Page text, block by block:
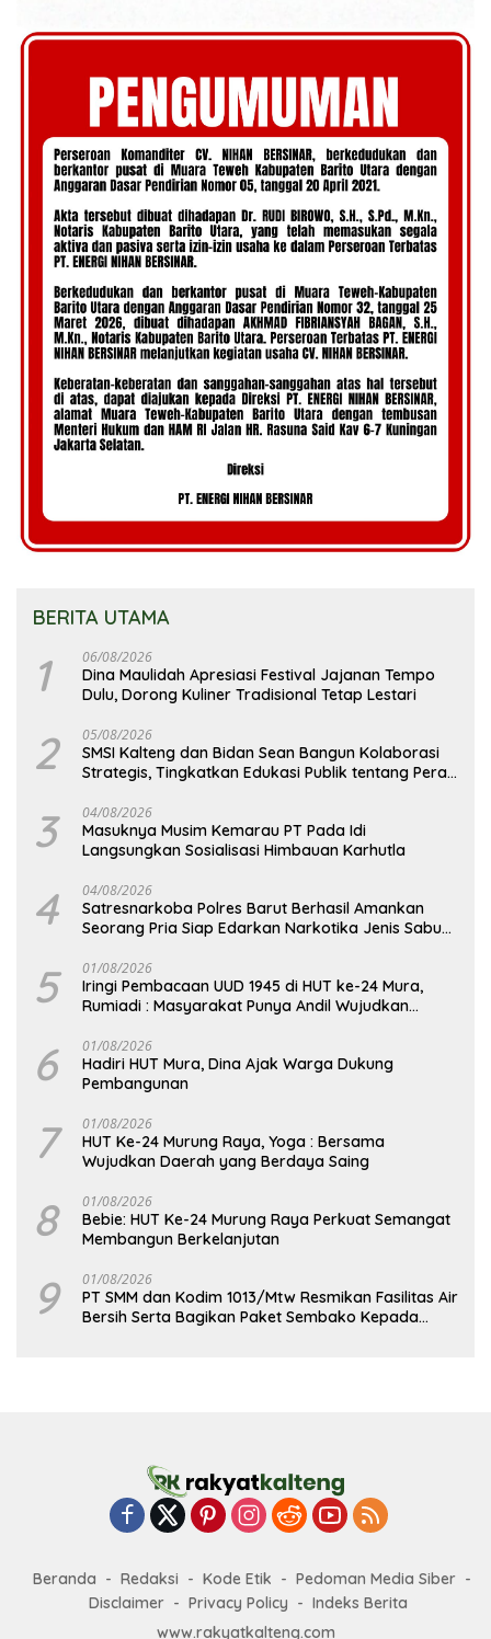
BERITA UTAMA
1 06/08/2026
Dina Maulidah Apresiasi Festival Jajanan Tempo
Dulu, Dorong Kuliner Tradisional Tetap Lestari
2 05/08/2026
SMSI Kalteng dan Bidan Sean Bangun Kolaborasi
Strategis, Tingkatkan Edukasi Publik tentang Peran
3 04/08/2026
Masuknya Musim Kemarau PT Pada Idi
Langsungkan Sosialisasi Himbauan Karhutla
4 04/08/2026
Satresnarkoba Polres Barut Berhasil Amankan
Seorang Pria Siap Edarkan Narkotika Jenis Sabu
5 01/08/2026
Iringi Pembacaan UUD 1945 di HUT ke-24 Mura,
Rumiadi : Masyarakat Punya Andil Wujudkan
6 01/08/2026
Hadiri HUT Mura, Dina Ajak Warga Dukung
Pembangunan
7 01/08/2026
HUT Ke-24 Murung Raya, Yoga : Bersama
Wujudkan Daerah yang Berdaya Saing
8 01/08/2026
Bebie: HUT Ke-24 Murung Raya Perkuat Semangat
Membangun Berkelanjutan
9 01/08/2026
PT SMM dan Kodim 1013/Mtw Resmikan Fasilitas Air
Bersih Serta Bagikan Paket Sembako Kepada
Beranda Redaksi Kode Etik
Pedoman Media Siber
Disclaimer
Privacy Policy
Indeks Berita
www.rakyatkalteng.com